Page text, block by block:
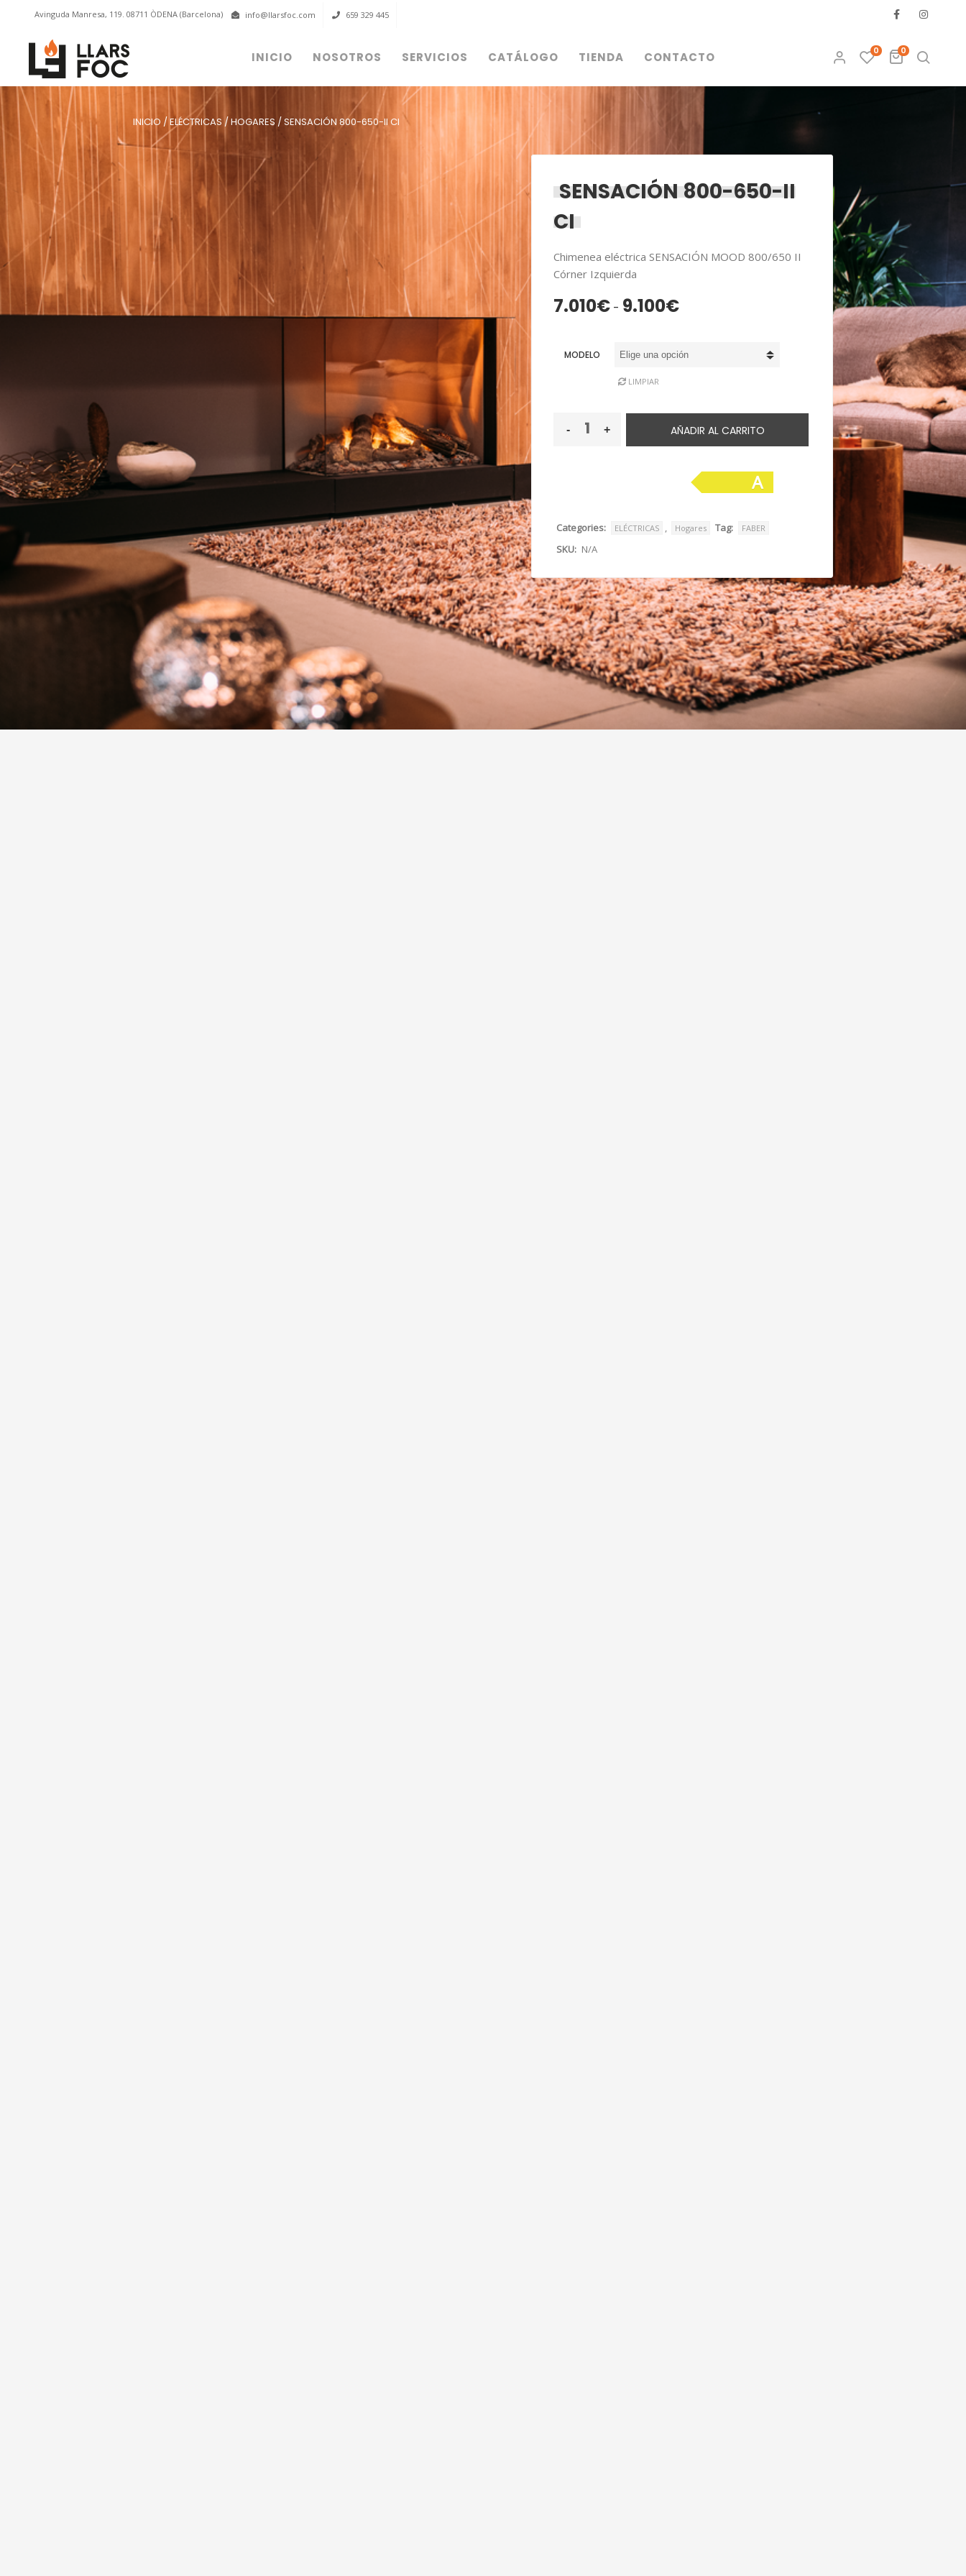
Avinguda Manresa, 119. 08711 ÒDENA (Barcelona) info@llarsfoc.com 659 329 445
0
0
Acceder
NOMBRE DE USUARIO O CORREO ELECTRÓNICO
CONTRASEÑA OBLIGATORIO
RECUÉRDAME ACCESO
¿Olvidaste la contraseña?
INICIO NOSOTROS SERVICIOS CATÁLOGO TIENDA CONTACTO
INICIO /ELÉCTRICAS /HOGARES /SENSACIÓN 800-650-II CI
SENSACIÓN 800-650-II
CI
Chimenea eléctrica SENSACIÓN MOOD 800/650 II
Córner Izquierda
7.010€ - 9.100€Rango
desde
9.100€
MODELO
LIMPIAR
AÑADIR AL CARRITO
A
Categories: ELÉCTRICAS , Hogares Tag: FABER
SKU: N/A